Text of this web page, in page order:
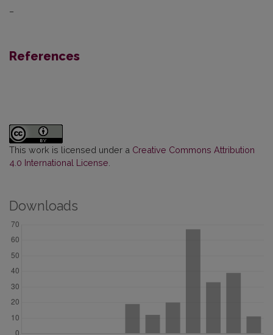
–
References
This work is licensed under a Creative Commons Attribution
4.0 International License
Downloads